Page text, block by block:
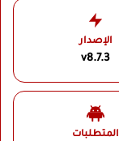
الإصدار
v8.7.3
المتطلبات